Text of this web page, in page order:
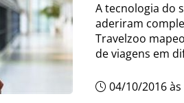
A tecnologia do
aderiram
Travelzoo
de viagens em
04/10/2016